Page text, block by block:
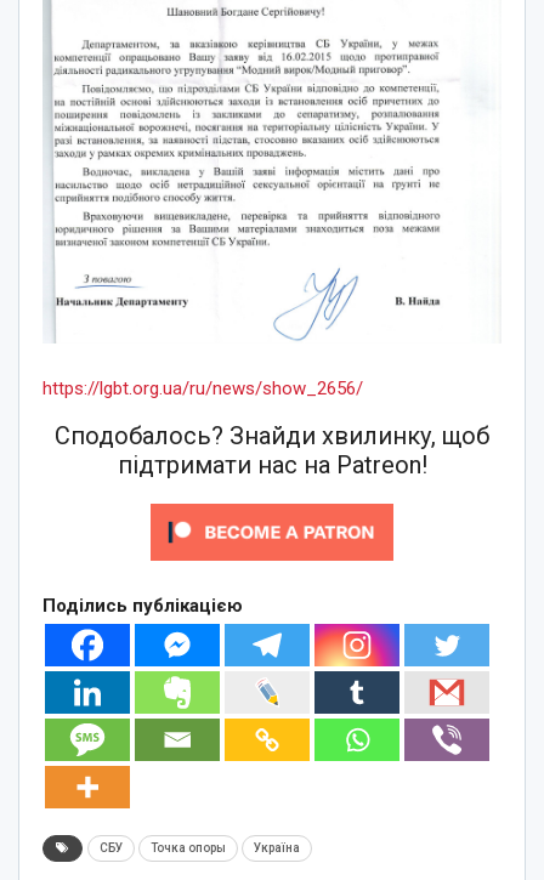
https://lgbt.org.ua/ru/news/show_2656/
Сподобалось? Знайди хвилинку, щоб
підтримати нас на Patreon!
Поділись публікацією
СБУ Точка опоры Україна